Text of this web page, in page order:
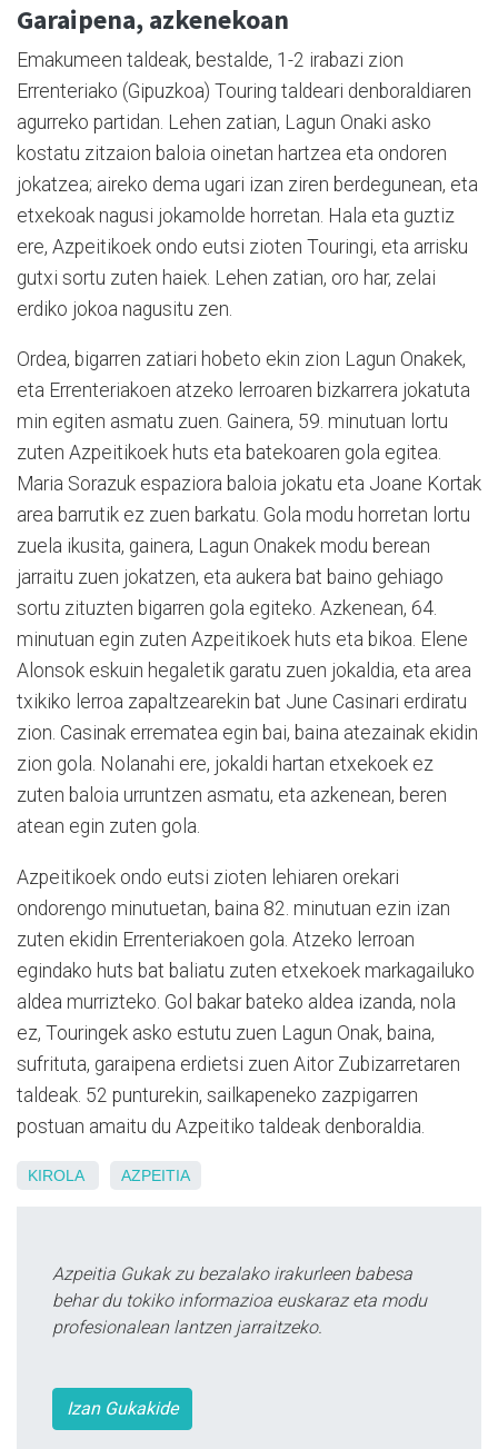
Garaipena, azkenekoan
Emakumeen taldeak, bestalde, 1-2 irabazi zion
Errenteriako (Gipuzkoa) Touring taldeari denboraldiaren
agurreko partidan. Lehen zatian, Lagun Onaki asko
kostatu zitzaion baloia oinetan hartzea eta ondoren
jokatzea; aireko dema ugari izan ziren berdegunean, eta
etxekoak nagusi jokamolde horretan. Hala eta guztiz
ere, Azpeitikoek ondo eutsi zioten Touringi, eta arrisku
gutxi sortu zuten haiek. Lehen zatian, oro har, zelai
erdiko jokoa nagusitu zen.
Ordea, bigarren zatiari hobeto ekin zion Lagun Onakek,
eta Errenteriakoen atzeko lerroaren bizkarrera jokatuta
min egiten asmatu zuen. Gainera, 59. minutuan lortu
zuten Azpeitikoek huts eta batekoaren gola egitea.
Maria Sorazuk espaziora baloia jokatu eta Joane Kortak
area barrutik ez zuen barkatu. Gola modu horretan lortu
zuela ikusita, gainera, Lagun Onakek modu berean
jarraitu zuen jokatzen, eta aukera bat baino gehiago
sortu zituzten bigarren gola egiteko. Azkenean, 64.
minutuan egin zuten Azpeitikoek huts eta bikoa. Elene
Alonsok eskuin hegaletik garatu zuen jokaldia, eta area
txikiko lerroa zapaltzearekin bat June Casinari erdiratu
zion. Casinak errematea egin bai, baina atezainak ekidin
zion gola. Nolanahi ere, jokaldi hartan etxekoek ez
zuten baloia urruntzen asmatu, eta azkenean, beren
atean egin zuten gola.
Azpeitikoek ondo eutsi zioten lehiaren orekari
ondorengo minutuetan, baina 82. minutuan ezin izan
zuten ekidin Errenteriakoen gola. Atzeko lerroan
egindako huts bat baliatu zuten etxekoek markagailuko
aldea murrizteko. Gol bakar bateko aldea izanda, nola
ez, Touringek asko estutu zuen Lagun Onak, baina,
sufrituta, garaipena erdietsi zuen Aitor Zubizarretaren
taldeak. 52 punturekin, sailkapeneko zazpigarren
postuan amaitu du Azpeitiko taldeak denboraldia.
KIROLA AZPEITIA
Azpeitia Gukak zu bezalako irakurleen babesa
behar du tokiko informazioa euskaraz eta modu
profesionalean lantzen jarraitzeko.
Izan Gukakide